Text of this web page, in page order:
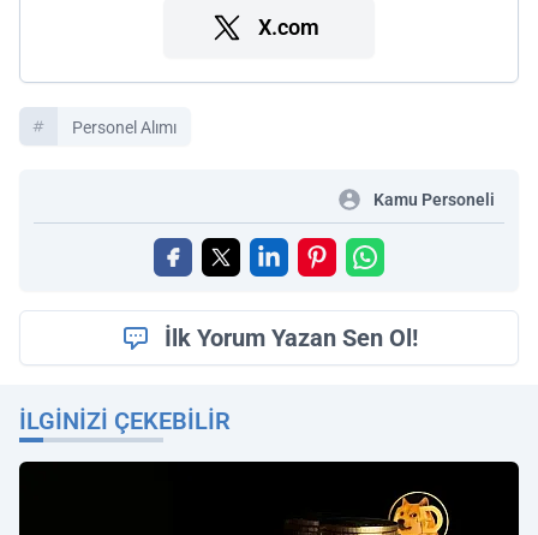
X.com
Personel Alımı
Kamu Personeli
İlk Yorum Yazan Sen Ol!
İLGINIZI ÇEKEBILIR